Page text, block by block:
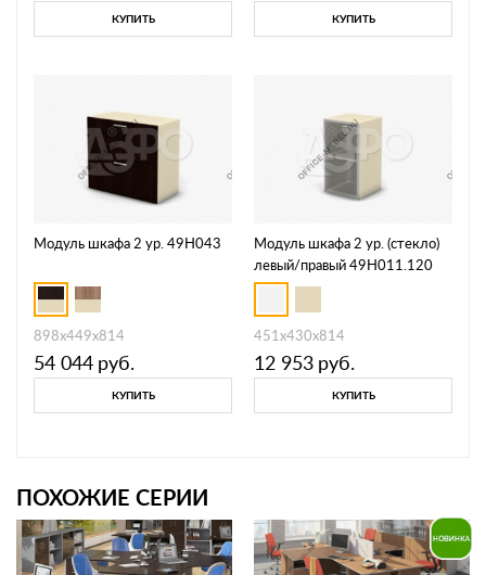
КУПИТЬ КУПИТЬ
Модуль шкафа 2 ур. 49H043
898х449х814
54 044 руб.
КУПИТЬ
Модуль шкафа 2 ур. (стекло)
левый/правый 49H011.120
L/R
451х430х814
12 953 руб.
КУПИТЬ
ПОХОЖИЕ СЕРИИ